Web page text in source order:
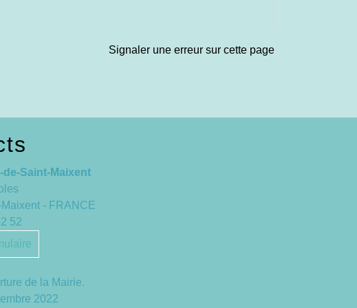
Signaler une erreur sur cette page
Saint-Maixent
- FRANCE
52
de la Mairie.
2022